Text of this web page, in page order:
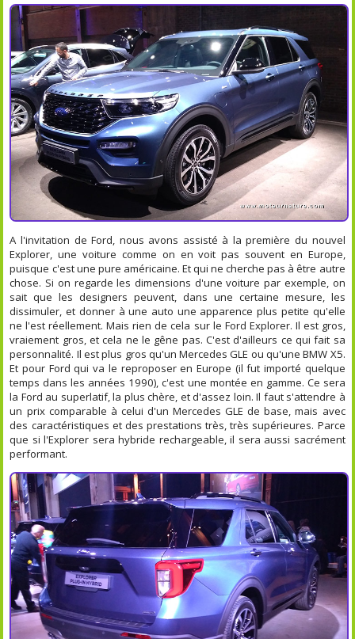
A l'invitation de Ford, nous avons assisté à la première du nouvel
Explorer, une voiture comme on en voit pas souvent en Europe,
puisque c'est une pure américaine. Et qui ne cherche pas à être autre
chose. Si on regarde les dimensions d'une voiture par exemple, on
sait que les designers peuvent, dans une certaine mesure, les
dissimuler, et donner à une auto une apparence plus petite qu'elle
ne l'est réellement. Mais rien de cela sur le Ford Explorer. Il est gros,
vraiement gros, et cela ne le gêne pas. C'est d'ailleurs ce qui fait sa
personnalité. Il est plus gros qu'un Mercedes GLE ou qu'une BMW X5.
Et pour Ford qui va le reproposer en Europe (il fut importé quelque
temps dans les années 1990), c'est une montée en gamme. Ce sera
la Ford au superlatif, la plus chère, et d'assez loin. Il faut s'attendre à
un prix comparable à celui d'un Mercedes GLE de base, mais avec
des caractéristiques et des prestations très, très supérieures. Parce
que si l'Explorer sera hybride rechargeable, il sera aussi sacrément
performant.